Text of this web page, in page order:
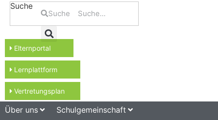
Suche
Suche
Elternportal
Lernplattform
Vertretungsplan
Über uns
Schulgemeinschaft